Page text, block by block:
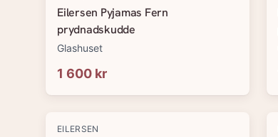
Eilersen Pyjamas Fern
prydnadskudde
Glashuset
1 600 kr
EILERSEN